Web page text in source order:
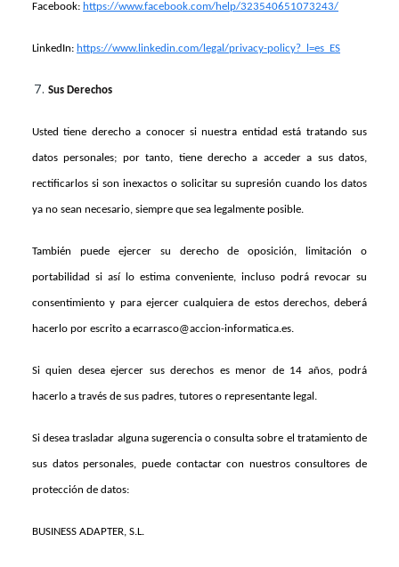
Facebook: https://www.facebook.com/help/323540651073243/
LinkedIn: https://www.linkedin.com/legal/privacy-policy?_l=es_ES
Sus Derechos
Usted tiene derecho a conocer si nuestra entidad está tratando sus
datos personales; por tanto, tiene derecho a acceder a sus datos,
rectificarlos si son inexactos o solicitar su supresión cuando los datos
ya no sean necesario, siempre que sea legalmente posible.
También puede ejercer su derecho de oposición, limitación o
portabilidad si así lo estima conveniente, incluso podrá revocar su
consentimiento y para ejercer cualquiera de estos derechos, deberá
hacerlo por escrito a ecarrasco@accion-informatica.es.
Si quien desea ejercer sus derechos es menor de 14 años, podrá
hacerlo a través de sus padres, tutores o representante legal.
Si desea trasladar alguna sugerencia o consulta sobre el tratamiento de
sus datos personales, puede contactar con nuestros consultores de
protección de datos:
BUSINESS ADAPTER, S.L.